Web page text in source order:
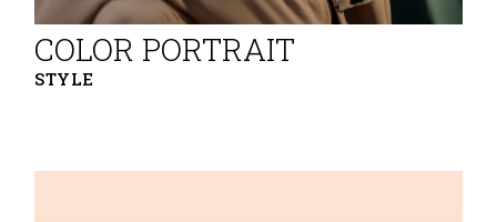
STYLE
COLOR PORTRAIT